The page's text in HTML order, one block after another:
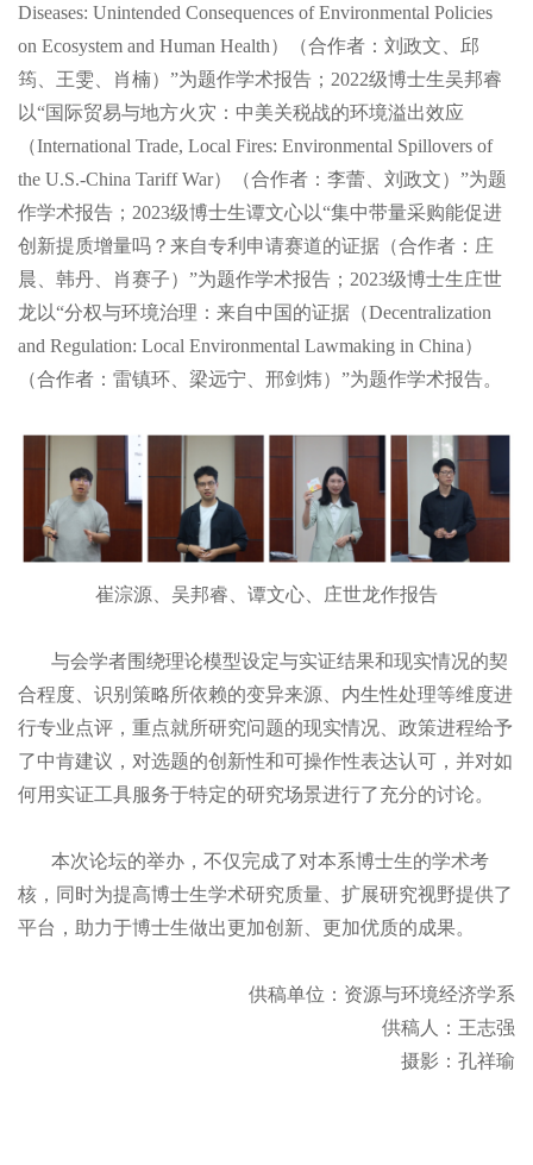
Diseases: Unintended Consequences of Environmental Policies
on Ecosystem and Human Health）（合作者：刘政文、邱
筠、王雯、肖楠）”为题作学术报告；2022级博士生吴邦睿
以“国际贸易与地方火灾：中美关税战的环境溢出效应
（International Trade, Local Fires: Environmental Spillovers of
the U.S.-China Tariff War）（合作者：李蕾、刘政文）”为题
作学术报告；2023级博士生谭文心以“集中带量采购能促进
创新提质增量吗？来自专利申请赛道的证据（合作者：庄
晨、韩丹、肖赛子）”为题作学术报告；2023级博士生庄世
龙以“分权与环境治理：来自中国的证据（Decentralization
and Regulation: Local Environmental Lawmaking in China）
（合作者：雷镇环、梁远宁、邢剑炜）”为题作学术报告。
崔淙源、吴邦睿、谭文心、庄世龙作报告
与会学者围绕理论模型设定与实证结果和现实情况的契
合程度、识别策略所依赖的变异来源、内生性处理等维度进
行专业点评，重点就所研究问题的现实情况、政策进程给予
了中肯建议，对选题的创新性和可操作性表达认可，并对如
何用实证工具服务于特定的研究场景进行了充分的讨论。
本次论坛的举办，不仅完成了对本系博士生的学术考
核，同时为提高博士生学术研究质量、扩展研究视野提供了
平台，助力于博士生做出更加创新、更加优质的成果。
供稿单位：资源与环境经济学系
供稿人：王志强
摄影：孔祥瑜